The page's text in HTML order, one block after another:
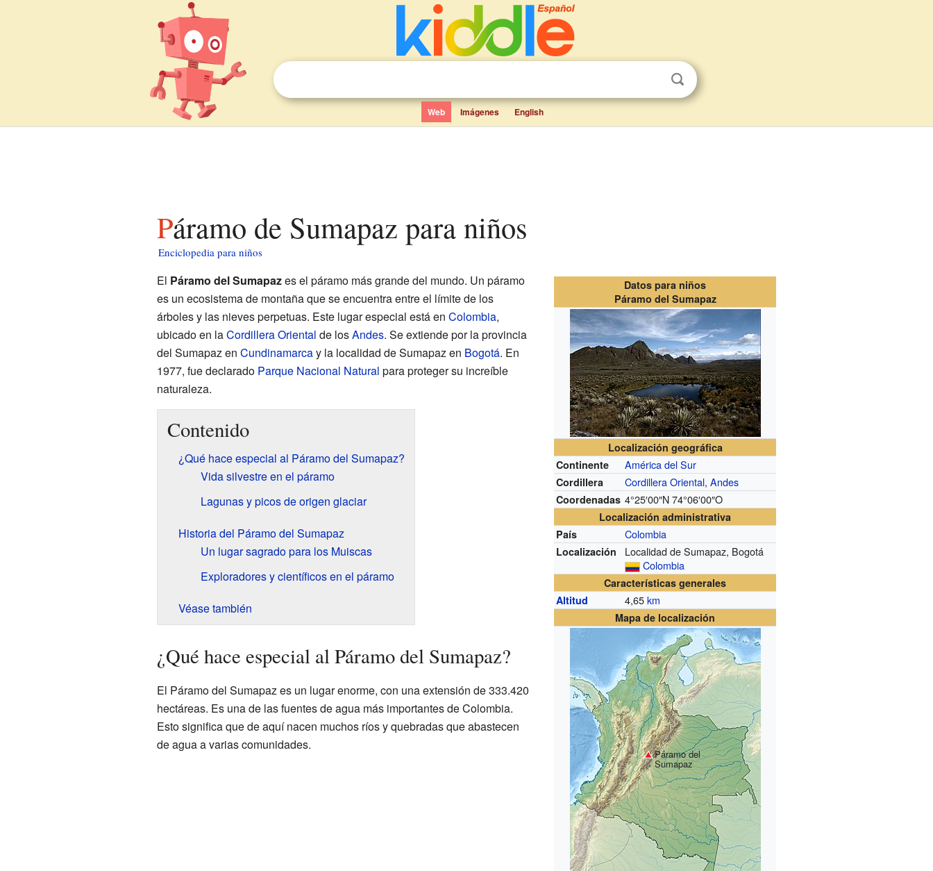
Web Imágenes English
Páramo de Sumapaz para niños
Enciclopedia para niños
Datos para niños
Páramo del Sumapaz
Localización geográfica
Continente
América del Sur
Cordillera Cordillera Oriental,Andes
Coordenadas 4°25′00″N 74°06′00″O
Localización administrativa
País
Colombia
Localización
Localidad de Sumapaz, Bogotá
Colombia
Características generales
Altitud
4,65km
Mapa de localización
Páramo del
Sumapaz
El Páramo del Sumapazes el páramo más grande del mundo. Un páramo
es un ecosistema de montaña que se encuentra entre el límite de los
árboles y las nieves perpetuas. Este lugar especial está en Colombia,
ubicado en laCordillera Oriental de losAndes. Se extiende por la provincia
del Sumapaz en Cundinamarcay la localidad de Sumapaz en Bogotá. En
1977, fue declarado Parque Nacional Natural para proteger su increíble
naturaleza.
Contenido
¿Qué hace especial al Páramo del Sumapaz?
Vida silvestre en el páramo
Lagunas y picos de origen glaciar
Historia del Páramo del Sumapaz
Un lugar sagrado para los Muiscas
Exploradores y científicos en el páramo
Véase también
¿Qué hace especial al Páramo del Sumapaz?
El Páramo del Sumapaz es un lugar enorme, con una extensión de 333.420
hectáreas. Es una de las fuentes de agua más importantes de Colombia.
Esto significa que de aquí nacen muchos ríos y quebradas que abastecen
de agua a varias comunidades.